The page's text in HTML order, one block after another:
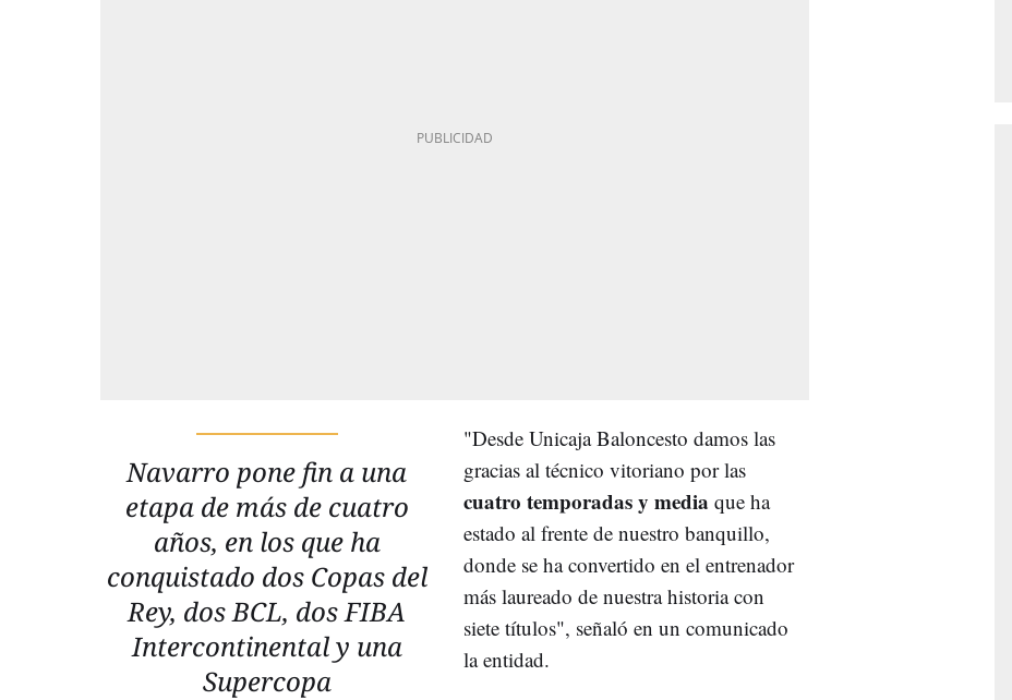
Navarro pone fin a una
etapa de más de cuatro
años, en los que ha
conquistado dos Copas del
Rey, dos BCL, dos FIBA
Intercontinental y una
Supercopa
"Desde Unicaja Baloncesto damos las
gracias al técnico vitoriano por las
cuatro temporadas y media que ha
estado al frente de nuestro banquillo,
donde se ha convertido en el entrenador
más laureado de nuestra historia con
siete títulos", señaló en un comunicado
la entidad.